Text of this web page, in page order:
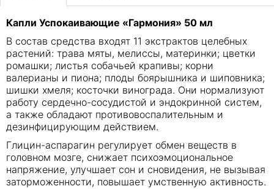
Капли Успокаивающие «Гармония» 50 мл
В состав средства входят 11 экстрактов целебных
растений: трава мяты, мелиссы, материнки; цветки
ромашки; листья собачьей крапивы; корни
валерианы и пиона; плоды боярышника и шиповника;
шишки хмеля; косточки винограда. Они нормализуют
работу сердечно-сосудистой и эндокринной систем,
а также обладают противовоспалительным и
дезинфицирующим действием.
Глицин-аспарагин регулирует обмен веществ в
головном мозге, снижает психоэмоциональное
напряжение, улучшает сон и сновидения, не вызывая
заторможенности, повышает умственную активность.